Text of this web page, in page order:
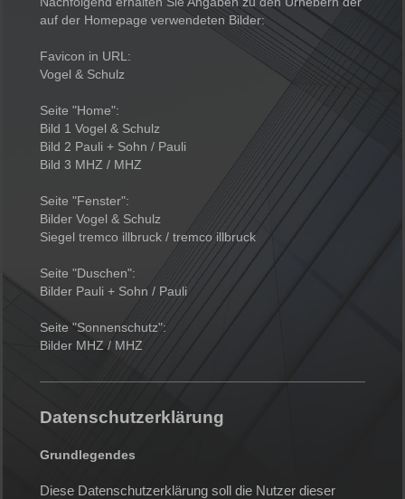
auf der Homepage verwendeten Bilder:
Favicon in URL:
Vogel & Schulz
Seite "Home":
Bild 1 Vogel & Schulz
Bild 2 Pauli + Sohn / Pauli
Bild 3 MHZ / MHZ
Seite "Fenster":
Bilder Vogel & Schulz
Siegel tremco illbruck / tremco illbruck
Seite "Duschen":
Bilder Pauli + Sohn / Pauli
Seite "Sonnenschutz":
Bilder MHZ / MHZ
Datenschutzerklärung
Grundlegendes
Diese Datenschutzerklärung soll die Nutzer dieser